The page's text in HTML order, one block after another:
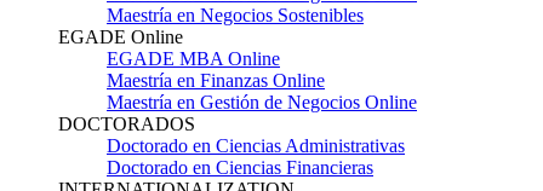
Maestría en Negocios Sostenibles
EGADE Online
EGADE MBA Online
Maestría en Finanzas Online
Maestría en Gestión de Negocios Online
DOCTORADOS
Doctorado en Ciencias Administrativas
Doctorado en Ciencias Financieras